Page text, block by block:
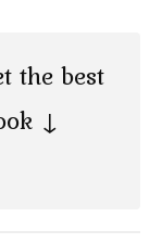
the best
↓